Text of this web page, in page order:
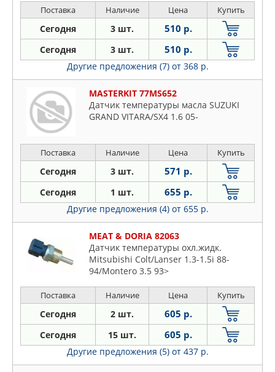
(E36) 316 i 94-00, 3 Compact (E46)
Поставка Наличие Цена Купить
Сегодня 3 шт. 510 р.
Сегодня 3 шт. 510 р.
Другие предложения (7) от 368 р.
MASTERKIT 77MS652
Датчик температуры масла SUZUKI
GRAND VITARA/SX4 1.6 05-
Поставка Наличие Цена Купить
Сегодня 3 шт. 571 р.
Сегодня 1 шт. 655 р.
Другие предложения (4) от 655 р.
MEAT & DORIA 82063
Датчик температуры охл.жидк.
Mitsubishi Colt/Lanser 1.3-1.5i 88-
94/Montero 3.5 93>
Поставка Наличие Цена Купить
Сегодня 2 шт. 605 р.
Сегодня 15 шт. 605 р.
Другие предложения (5) от 437 р.